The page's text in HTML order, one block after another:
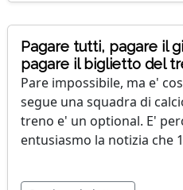
Pagare tutti, pagare il
pagare il biglietto del
Pare impossibile, ma e'
segue una squadra di
treno e' un optional. E'
entusiasmo la notizia che